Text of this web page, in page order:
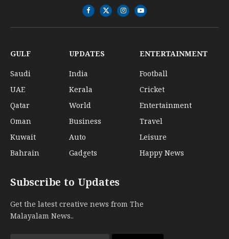
Facebook
X
(Twitter)
InstagramYouTube
GULF
Saudi
UAE
Qatar
Oman
Kuwait
Bahrain
UPDATES
India
Kerala
World
Business
Auto
Gadgets
ENTERTAINMENT
Football
Cricket
Entertainment
Travel
Leisure
Happy News
Subscribe to Updates
Get the latest creative news from The
Malayalam News..